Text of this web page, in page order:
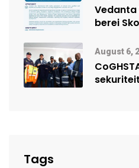
berei
August 6,
Tags